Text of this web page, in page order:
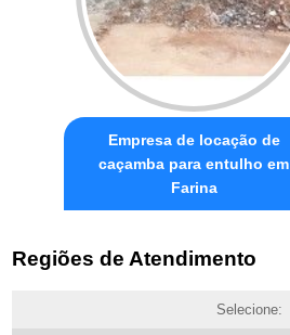
Empresa de locação de
caçamba para entulho em
Farina
Regiões de Atendimento
Selecione: